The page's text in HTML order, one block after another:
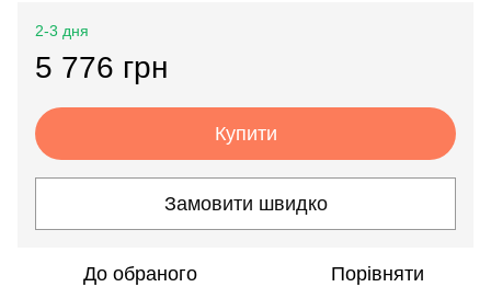
2-3 дня
5 776 грн
Купити
Замовити швидко
До обраного Порівняти